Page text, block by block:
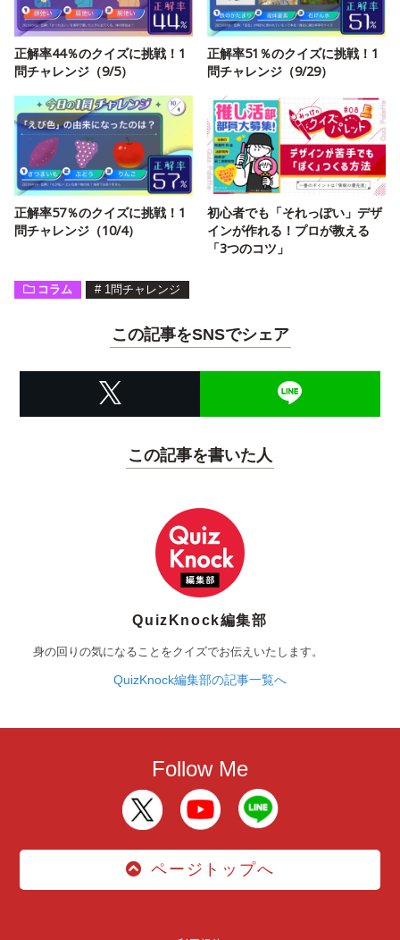
正解率44％のクイズに挑戦！1
問チャレンジ（9/5）
正解率51％のクイズに挑戦！1
問チャレンジ（9/29）
正解率57％のクイズに挑戦！1
問チャレンジ（10/4）
初心者でも「それっぽい」デザ
インが作れる！プロが教える
「3つのコツ」
コラム # 1問チャレンジ
この記事をSNSでシェア
この記事を書いた人
QuizKnock編集部
身の回りの気になることをクイズでお伝えいたします。
QuizKnock編集部の記事一覧へ
Follow Me
ページトップへ